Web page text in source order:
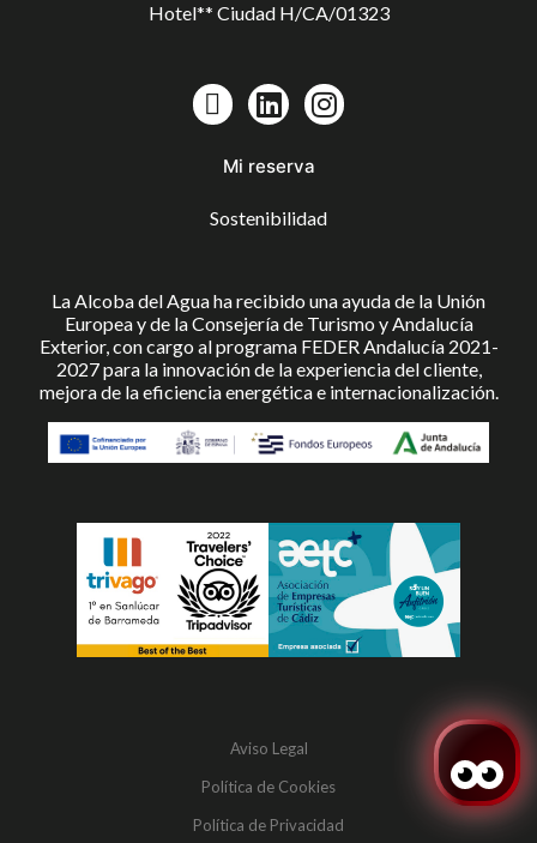
Hotel** Ciudad H/CA/01323
Mi reserva
Sostenibilidad
La Alcoba del Agua ha recibido una ayuda de la Unión
Europea y de la Consejería de Turismo y Andalucía
Exterior, con cargo al programa FEDER Andalucía 2021-
2027 para la innovación de la experiencia del cliente,
mejora de la eficiencia energética e internacionalización.
Aviso Legal
Política de Cookies
Política de Privacidad